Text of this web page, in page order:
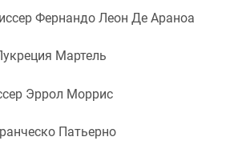
Фернандо Леон Де Араноа
Мартель
Эррол Моррис
Патьерно